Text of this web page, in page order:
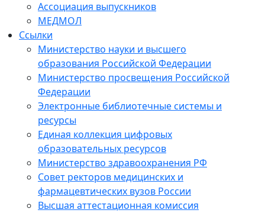
Ассоциация выпускников
МЕДМОЛ
Ссылки
Министерство науки и высшего
образования Российской Федерации
Министерство просвещения Российской
Федерации
Электронные библиотечные системы и
ресурсы
Единая коллекция цифровых
образовательных ресурсов
Министерство здравоохранения РФ
Совет ректоров медицинских и
фармацевтических вузов России
Высшая аттестационная комиссия